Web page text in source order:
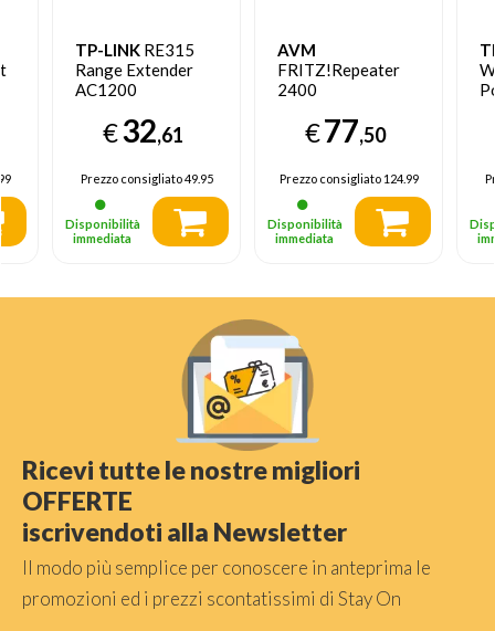
TP-LINK RE315
Range Extender
AC1200
€32,61
Prezzo consigliato49.95
Disponibilità
immediata
AVM
FRITZ!Repeater
2400
€77,50
Prezzo consigliato124.99
Disponibilità
immediata
Ricevi tutte le nostre migliori
OFFERTE
iscrivendoti alla Newsletter
Il modo più semplice per conoscere in anteprima le
promozioni ed i prezzi scontatissimi di Stay On